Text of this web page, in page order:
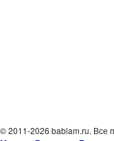
© 2011-2026 bablam.ru. Все